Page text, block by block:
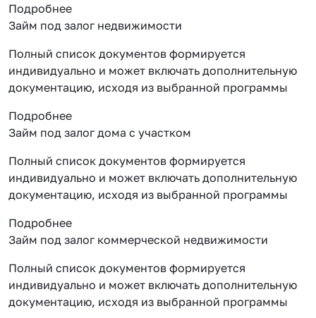
Подробнее
Займ под залог недвижимости
Полный список документов формируется
индивидуально и может включать дополнительную
документацию, исходя из выбранной программы
Подробнее
Займ под залог дома с участком
Полный список документов формируется
индивидуально и может включать дополнительную
документацию, исходя из выбранной программы
Подробнее
Займ под залог коммерческой недвижимости
Полный список документов формируется
индивидуально и может включать дополнительную
документацию, исходя из выбранной программы